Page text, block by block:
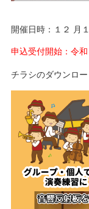
開催日時：１２ 月
申込受付開始：令
チラシのダウンロ